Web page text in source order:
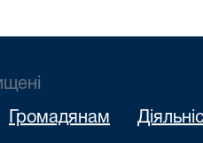
Громадянам